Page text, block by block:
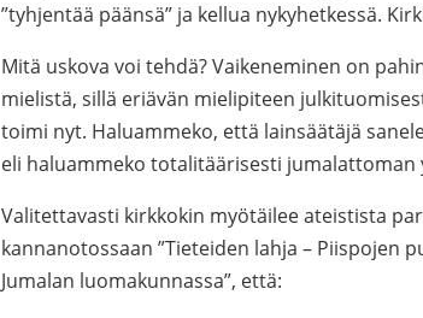
”tyhjentää päänsä” ja kellua nykyhetkessä.
Mitä uskova voi tehdä? Vaikeneminen on
mielistä, sillä eriävän mielipiteen
toimi nyt. Haluammeko, että lainsäätäjä
eli haluammeko totalitäärisesti jumalattoman
Valitettavasti kirkkokin myötäilee ateistista
kannanotossaan ”Tieteiden lahja – Piispojen
Jumalan luomakunnassa”, että: